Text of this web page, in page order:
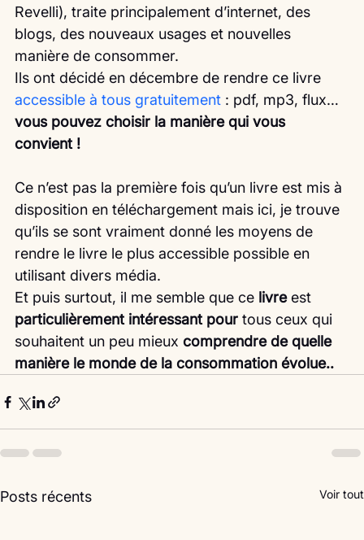
Revelli), traite principalement d’internet, des
blogs, des nouveaux usages et nouvelles
manière de consommer.
Ils ont décidé en décembre de rendre ce livre
accessible à tous gratuitement : pdf, mp3, flux…
vous pouvez choisir la manière qui vous
convient !
Ce n’est pas la première fois qu’un livre est mis à
disposition en téléchargement mais ici, je trouve
qu’ils se sont vraiment donné les moyens de
rendre le livre le plus accessible possible en
utilisant divers média.
Et puis surtout, il me semble que ce livre est
particulièrement intéressant pour tous ceux qui
souhaitent un peu mieux comprendre de quelle
manière le monde de la consommation évolue..
Posts récents Voir tout